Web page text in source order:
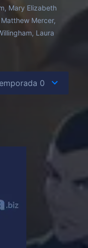
Mary Elizabeth
Mercer,
Laura